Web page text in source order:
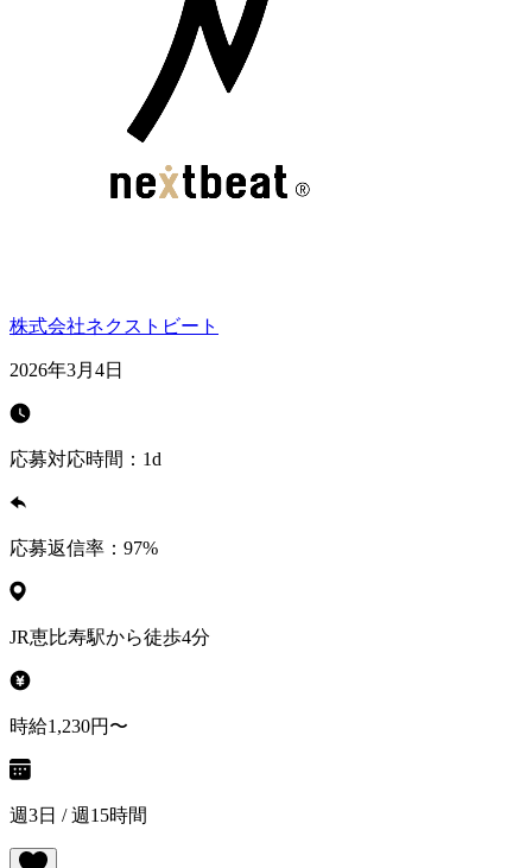
株式会社ネクストビート
2026年3月4日
応募対応時間： 1d
応募返信率： 97%
JR恵比寿駅から徒歩4分
時給1,230円〜
週3日 / 週15時間